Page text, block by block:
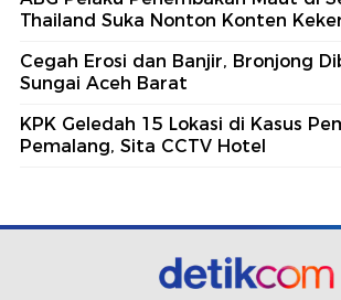
Thailand Suka Nonton Konten
Cegah Erosi dan Banjir, Bronjong
Sungai Aceh Barat
KPK Geledah 15 Lokasi di Kasus
Pemalang, Sita CCTV Hotel